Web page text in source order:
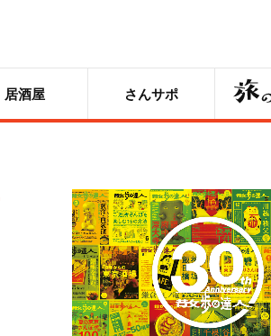
居酒屋 さんサポ 旅の手帖